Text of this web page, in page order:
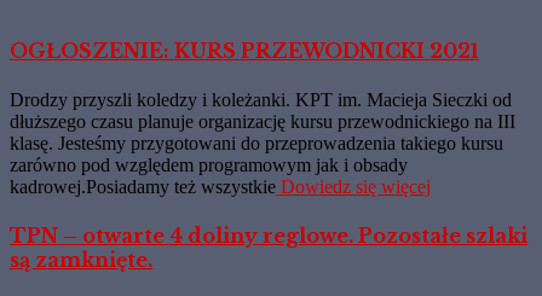
OGŁOSZENIE: KURS PRZEWODNICKI 2021
Drodzy przyszli koledzy i koleżanki. KPT im. Macieja Sieczki od
dłuższego czasu planuje organizację kursu przewodnickiego na III
klasę. Jesteśmy przygotowani do przeprowadzenia takiego kursu
zarówno pod względem programowym jak i obsady
kadrowej.Posiadamy też wszystkie Dowiedz się więcej
TPN – otwarte 4 doliny reglowe. Pozostałe szlaki
są zamknięte.